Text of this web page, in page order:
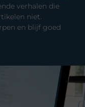
verhalen die
niet.
en blijf goed